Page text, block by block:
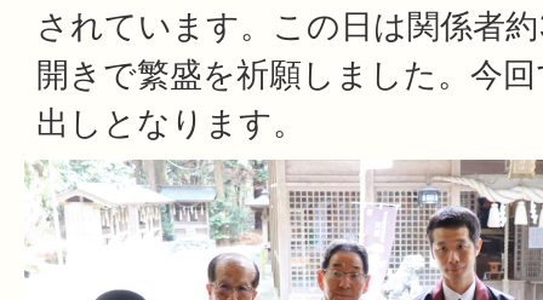
されています。この日は関係者
開きで繁盛を祈願しました。今
出しとなります。